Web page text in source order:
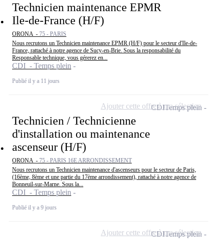
Technicien maintenance EPMR
Ile-de-France (H/F)
ORONA - 75 - PARIS
Nous recrutons un Technicien maintenance EPMR (H/F) pour le secteur d'Ile-de-
France, rattaché à notre agence de Sucy-en-Brie. Sous la responsabilité du
Responsable technique, vous gérerez en...
CDI - Temps plein
Publié il y a 11 jours
Technicien / Technicienne
d'installation ou maintenance
ascenseur (H/F)
ORONA - 75 - PARIS 16E ARRONDISSEMENT
Nous recrutons un Technicien maintenance d'ascenseurs pour le secteur de Paris,
(16ème, 8ème et une partie du 17ème arrondissement), rattaché à notre agence de
Bonneuil-sur-Marne. Sous la...
CDI - Temps plein
Publié il y a 9 jours
CDITemps plein
Ajouter cette offre à ma sélection
CDITemps plein
Ajouter cette offre à ma sélection